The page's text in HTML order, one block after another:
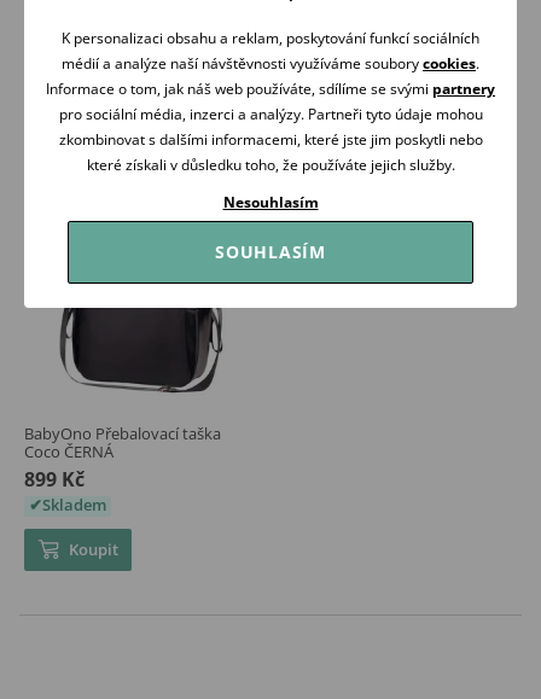
699 Kč
Skladem
Koupit
Carmen ŠEDÁ
699 Kč
Skladem
Koupit
BabyOno Přebalovací taška
Coco ČERNÁ
899 Kč
Skladem
Koupit
K personalizaci obsahu a reklam, poskytování funkcí sociálních
médií a analýze naší návštěvnosti využíváme souborycookies.
Informace o tom, jak náš web používáte, sdílíme se svými partnery
pro sociální média, inzerci a analýzy. Partneři tyto údaje mohou
zkombinovat s dalšími informacemi, které jste jim poskytli nebo
které získali v důsledku toho, že používáte jejich služby.
Nesouhlasím
SOUHLASÍM